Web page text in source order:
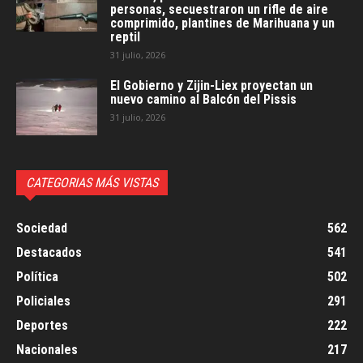
personas, secuestraron un rifle de aire
comprimido, plantines de Marihuana y un
reptil
31 julio, 2026
El Gobierno y Zijin-Liex proyectan un
nuevo camino al Balcón del Pissis
31 julio, 2026
CATEGORIAS MÁS VISTAS
Sociedad
562
Destacados
541
Política
502
Policiales
291
Deportes
222
Nacionales
217